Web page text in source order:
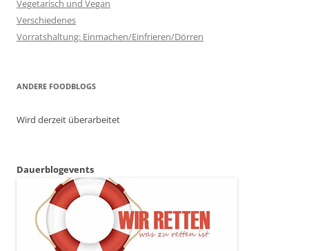
Vegetarisch und Vegan
Verschiedenes
Vorratshaltung: Einmachen/Einfrieren/Dörren
ANDERE FOODBLOGS
Wird derzeit überarbeitet
Dauerblogevents